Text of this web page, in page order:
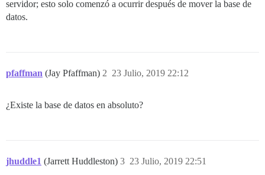
servidor; esto solo comenzó a ocurrir después de mover la base de
datos.
pfaffman (Jay Pfaffman) 23 Julio, 2019 22:12
2
¿Existe la base de datos en absoluto?
jhuddle1 (Jarrett Huddleston) 23 Julio, 2019 22:51
3